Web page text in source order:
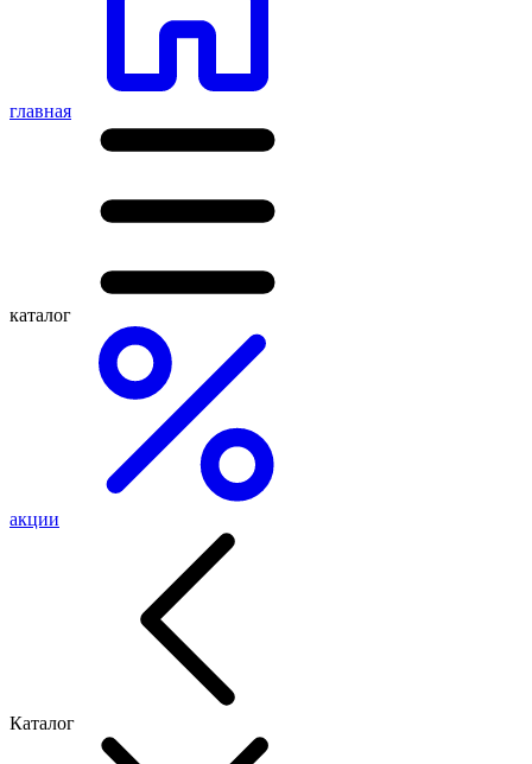
главная
каталог
акции
Каталог